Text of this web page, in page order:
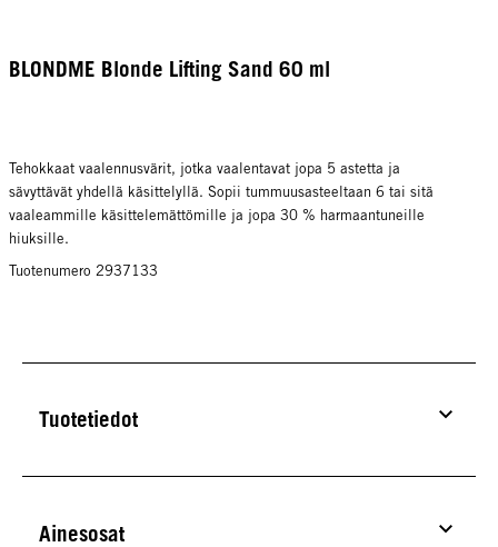
BLONDME Blonde Lifting Sand 60 ml
Tehokkaat vaalennusvärit, jotka vaalentavat jopa 5 astetta ja
sävyttävät yhdellä käsittelyllä. Sopii tummuusasteeltaan 6 tai sitä
vaaleammille käsittelemättömille ja jopa 30 % harmaantuneille
hiuksille.
Tuotenumero 2937133
Tuotetiedot
Ainesosat